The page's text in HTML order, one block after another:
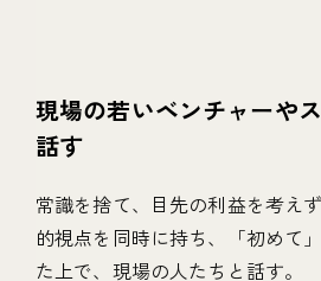
現場の若いベンチャーや
話す
常識を捨て、目先の利益を考え
的視点を同時に持ち、「初めて
た上で、現場の人たちと話す。